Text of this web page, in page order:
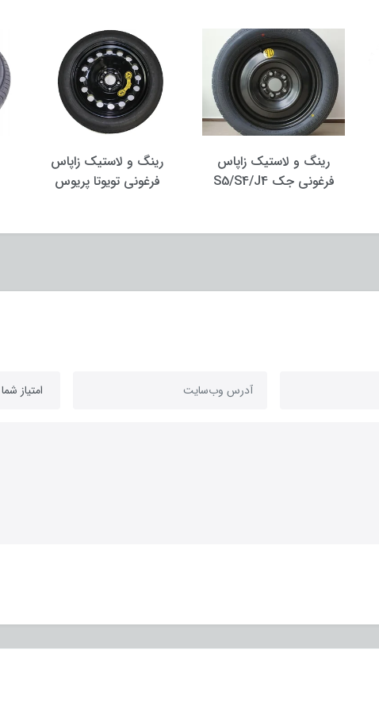
رینگ و لاستیک زاپاس
فرغونی جک S5/S4/J4
رینگ و لاستیک زاپاس
فرغونی تویوتا پریوس